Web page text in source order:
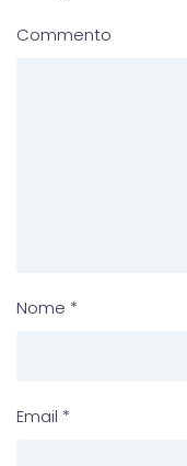
Commento
Nome *
Email *